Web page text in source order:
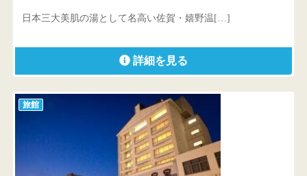
日本三大美肌の湯として名高い佐賀・嬉野温[…]
詳細を見る
旅館